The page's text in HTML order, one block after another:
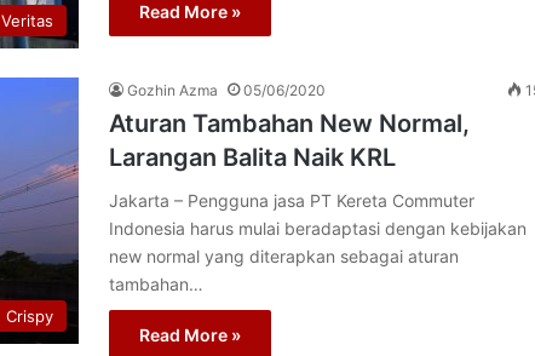
Veritas Read More »
Crispy
Gozhin Azma 05/06/2020
Aturan Tambahan New Normal,
Larangan Balita Naik KRL
Jakarta – Pengguna jasa PT Kereta Commuter
Indonesia harus mulai beradaptasi dengan kebijakan
new normal yang diterapkan sebagai aturan
tambahan…
Read More »